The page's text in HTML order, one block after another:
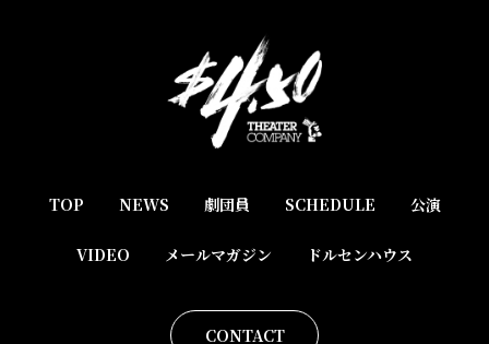
TOP NEWS 劇団員 SCHEDULE 公演
VIDEO メールマガジン ドルセンハウス
CONTACT